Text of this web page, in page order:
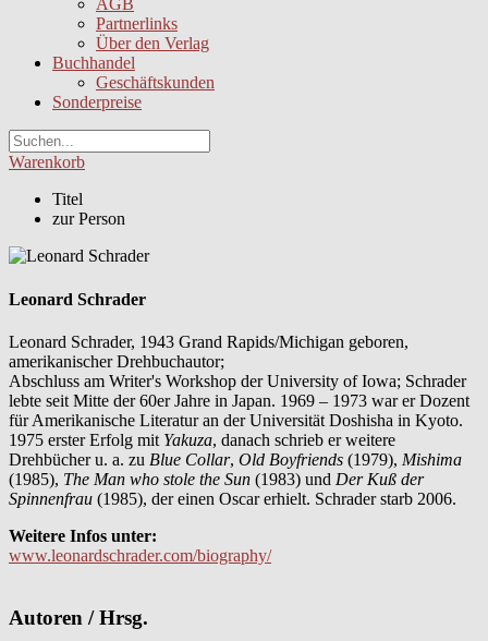
AGB
Partnerlinks
Über den Verlag
Buchhandel
Geschäftskunden
Sonderpreise
Warenkorb
Titel
zur Person
Leonard Schrader
Leonard Schrader, 1943 Grand Rapids/Michigan geboren,
amerikanischer Drehbuchautor;
Abschluss am Writer's Workshop der University of Iowa; Schrader
lebte seit Mitte der 60er Jahre in Japan. 1969 – 1973 war er Dozent
für Amerikanische Literatur an der Universität Doshisha in Kyoto.
1975 erster Erfolg mit Yakuza, danach schrieb er weitere
Drehbücher u. a. zu Blue Collar, Old Boyfriends (1979), Mishima
(1985), The Man who stole the Sun (1983) und Der Kuß der
Spinnenfrau (1985), der einen Oscar erhielt. Schrader starb 2006.
Weitere Infos unter:
www.leonardschrader.com/biography/
Autoren / Hrsg.